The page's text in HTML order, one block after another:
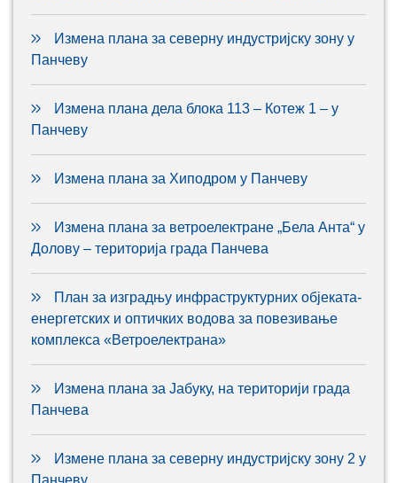
Измена плана за северну индустријску зону у
Панчеву
Измена плана дела блока 113 – Котеж 1 – у
Панчеву
Измена плана за Хиподром у Панчеву
Измена плана за ветроелектране „Бела Анта“ у
Долову – територија града Панчева
План за изградњу инфраструктурних објеката-
енергетских и оптичких водова за повезивање
комплекса «Ветроелектрана»
Измена плана за Јабуку, на територији града
Панчева
Измене плана за северну индустријску зону 2 у
Панчеву